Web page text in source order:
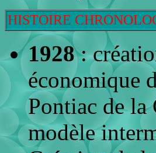
HISTOIRE
1928:
économique
Pontiac de
modèle